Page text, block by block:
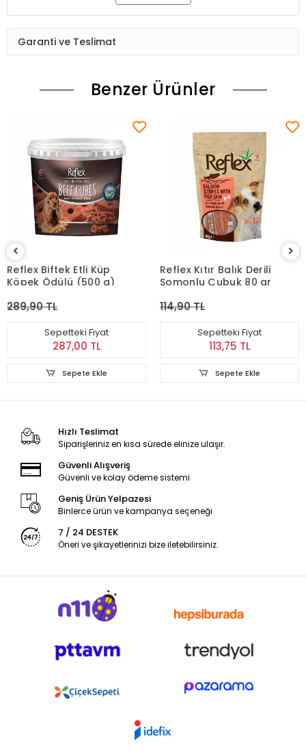
Garanti ve Teslimat
Benzer Ürünler
Reflex Biftek Etli Küp
Köpek Ödülü (500 g)
289,90 TL
Sepetteki Fiyat
287,00 TL
Sepete Ekle
Reflex Kıtır Balık Derili
Somonlu Çubuk 80 gr
114,90 TL
Sepetteki Fiyat
113,75 TL
Sepete Ekle
Hızlı Teslimat
Siparişleriniz en kısa sürede elinize ulaşır.
Güvenli Alışveriş
Güvenli ve kolay ödeme sistemi
Geniş Ürün Yelpazesi
Binlerce ürün ve kampanya seçeneği
7 / 24 DESTEK
Öneri ve şikayetlerinizi bize iletebilirsiniz.